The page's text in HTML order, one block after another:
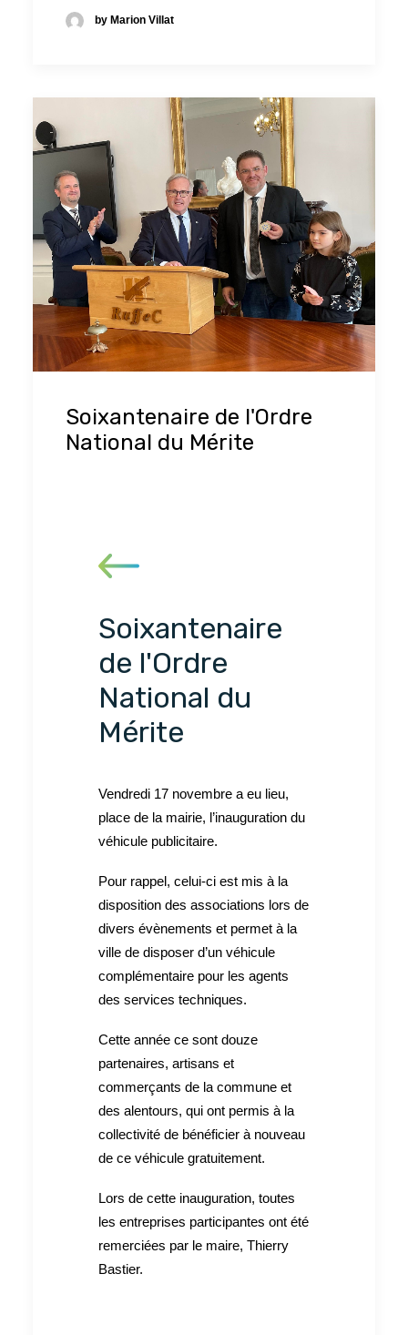
by Marion Villat
Soixantenaire de l'Ordre
National du Mérite
Soixantenaire
de l'Ordre
National du
Mérite
Vendredi 17 novembre a eu lieu,
place de la mairie, l’inauguration du
véhicule publicitaire.
Pour rappel, celui-ci est mis à la
disposition des associations lors de
divers évènements et permet à la
ville de disposer d’un véhicule
complémentaire pour les agents
des services techniques.
Cette année ce sont douze
partenaires, artisans et
commerçants de la commune et
des alentours, qui ont permis à la
collectivité de bénéficier à nouveau
de ce véhicule gratuitement.
Lors de cette inauguration, toutes
les entreprises participantes ont été
remerciées par le maire, Thierry
Bastier.